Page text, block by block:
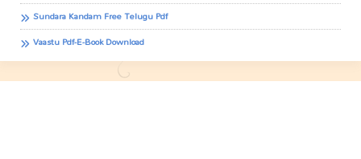
Sundara Kandam Free Telugu Pdf
Vaastu Pdf-E-Book Download